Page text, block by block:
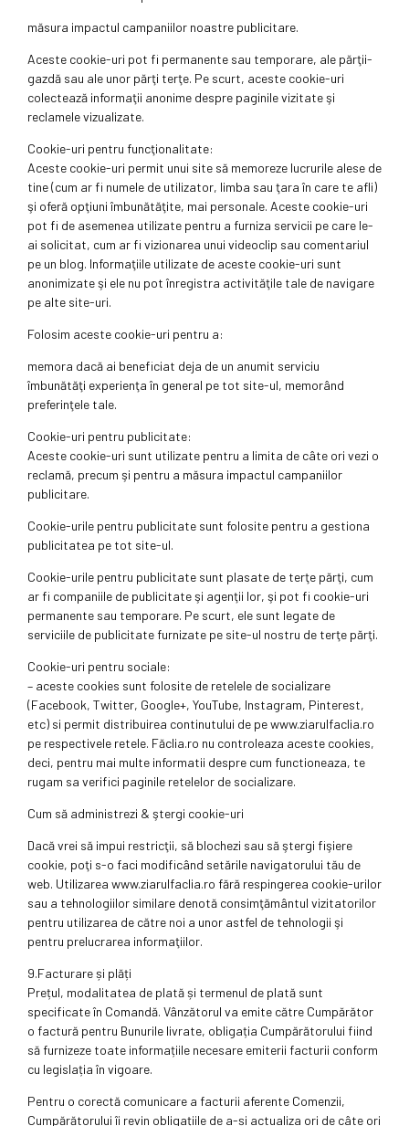
măsura impactul campaniilor noastre publicitare.
Aceste cookie-uri pot fi permanente sau temporare, ale părţii-
gazdă sau ale unor părţi terţe. Pe scurt, aceste cookie-uri
colectează informaţii anonime despre paginile vizitate şi
reclamele vizualizate.
Cookie-uri pentru funcţionalitate:
Aceste cookie-uri permit unui site să memoreze lucrurile alese de
tine (cum ar fi numele de utilizator, limba sau ţara în care te afli)
şi oferă opţiuni îmbunătăţite, mai personale. Aceste cookie-uri
pot fi de asemenea utilizate pentru a furniza servicii pe care le-
ai solicitat, cum ar fi vizionarea unui videoclip sau comentariul
pe un blog. Informaţiile utilizate de aceste cookie-uri sunt
anonimizate şi ele nu pot înregistra activităţile tale de navigare
pe alte site-uri.
Folosim aceste cookie-uri pentru a:
memora dacă ai beneficiat deja de un anumit serviciu
îmbunătăţi experienţa în general pe tot site-ul, memorând
preferinţele tale.
Cookie-uri pentru publicitate:
Aceste cookie-uri sunt utilizate pentru a limita de câte ori vezi o
reclamă, precum şi pentru a măsura impactul campaniilor
publicitare.
Cookie-urile pentru publicitate sunt folosite pentru a gestiona
publicitatea pe tot site-ul.
Cookie-urile pentru publicitate sunt plasate de terţe părţi, cum
ar fi companiile de publicitate şi agenţii lor, şi pot fi cookie-uri
permanente sau temporare. Pe scurt, ele sunt legate de
serviciile de publicitate furnizate pe site-ul nostru de terţe părţi.
Cookie-uri pentru sociale:
– aceste cookies sunt folosite de retelele de socializare
(Facebook, Twitter, Google+, YouTube, Instagram, Pinterest,
etc) si permit distribuirea continutului de pe www.ziarulfaclia.ro
pe respectivele retele. Făclia.ro nu controleaza aceste cookies,
deci, pentru mai multe informatii despre cum functioneaza, te
rugam sa verifici paginile retelelor de socializare.
Cum să administrezi & ştergi cookie-uri
Dacă vrei să impui restricţii, să blochezi sau să ştergi fişiere
cookie, poţi s-o faci modificând setările navigatorului tău de
web. Utilizarea www.ziarulfaclia.ro fără respingerea cookie-urilor
sau a tehnologiilor similare denotă consimţământul vizitatorilor
pentru utilizarea de către noi a unor astfel de tehnologii şi
pentru prelucrarea informaţiilor.
9.Facturare și plăți
Prețul, modalitatea de plată și termenul de plată sunt
specificate în Comandă. Vânzătorul va emite către Cumpărător
o factură pentru Bunurile livrate, obligația Cumpărătorului fiind
să furnizeze toate informațiile necesare emiterii facturii conform
cu legislația în vigoare.
Pentru o corectă comunicare a facturii aferente Comenzii,
Cumpărătorului îi revin obligațiile de a-și actualiza ori de câte ori